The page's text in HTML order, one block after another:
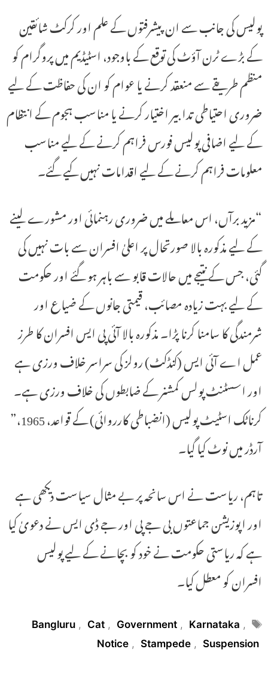
پولیس کی جانب سے ان پیشرفتوں کے علم اور کرکٹ شائقین
کے بڑے ٹرن آؤٹ کی توقع کے باوجود، اسٹیڈیم میں پروگرام کو
منظم طریقے سے منعقد کرنے یا عوام کو ان کی حفاظت کے لیے
ضروری احتیاطی تدابیر اختیار کرنے یا مناسب ہجوم کے انتظام
کے لیے اضافی پولیس فورس فراہم کرنے کے لیے مناسب
معلومات فراہم کرنے کے لیے اقدامات نہیں کیے گئے۔
“مزید برآں، اس معاملے میں ضروری رہنمائی اور مشورے لینے
کے لیے مذکورہ بالا صورتحال پر اعلیٰ افسران سے بات نہیں کی
گئی، جس کے نتیجے میں حالات قابو سے باہر ہو گئے اور حکومت
کے لیے بہت زیادہ مصائب، قیمتی جانوں کے ضیاع اور
شرمندگی کا سامنا کرنا پڑا۔ مذکورہ بالا آئی پی ایس افسران کا طرز
عمل اے آئی ایس (کنڈکٹ) رولز کی سراسر خلاف ورزی ہے
اور اسسٹنٹ پولس کمشنر کے ضابطوں کی خلاف ورزی ہے۔
کرناٹک اسٹیٹ پولیس (انضباطی کارروائی) کے قواعد، 1965،”
آرڈر میں نوٹ کیا گیا۔
تاہم، ریاست نے اس سانحہ پر بے مثال سیاست دیکھی ہے
اور اپوزیشن جماعتوں بی جے پی اور جے ڈی ایس نے دعویٰ کیا
ہے کہ ریاستی حکومت نے خود کو بچانے کے لیے پولیس
افسران کو معطل کیا۔
Tags
Bangluru , Cat , Government , Karnataka ,
Notice , Stampede , Suspension